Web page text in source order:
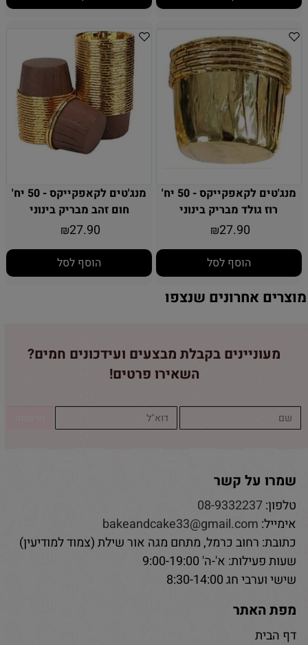
מנג'טים לקאפקייקס - 50 יח'
רוז גולד מבריק בינוני
₪27.90
הוסף לסל
מנג'טים לקאפקייקס - 50 יח'
חום זהב מבריק בינוני
₪27.90
הוסף לסל
מוצרים אחרונים שנצפו
מעוניינים בקבלת מבצעים ועידכונים חמים?
השאירו פרטים!
שמרו על קשר
טלפון:08-9332237
אימייל: bakeandcake33@gmail.com
כתובת: רחוב כרמל, מתחם מגה אור שילת (צמוד למודיעין)
שעות פעילות: א'-ה' 9:00-19:00
שישי וערבי חג 8:30-14:00
מפת האתר
דף הבית